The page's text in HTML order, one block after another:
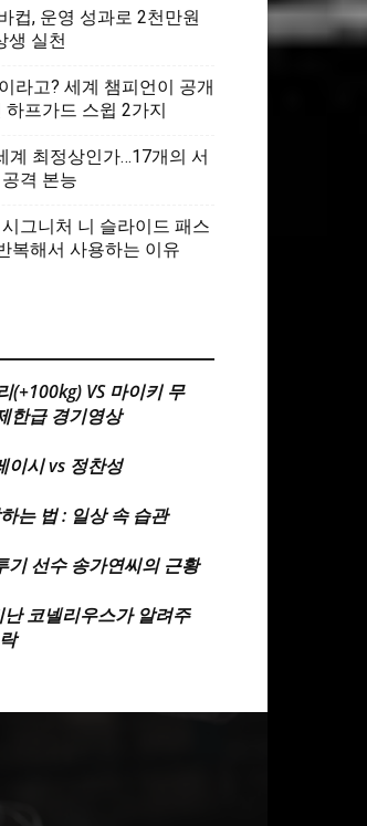
컵, 운영 성과로 2천만원
생 실천
라고? 세계 챔피언이 공개
프가드 스윕 2가지
계 최정상인가…17개의 서
격 본능
그니처 니 슬라이드 패스
복해서 사용하는 이유
(+100kg) VS 마이키 무
한급 경기영상
이시 vs 정찬성
는 법 : 일상 속 습관
기 선수 송가연씨의 근황
난 코넬리우스가 알려주